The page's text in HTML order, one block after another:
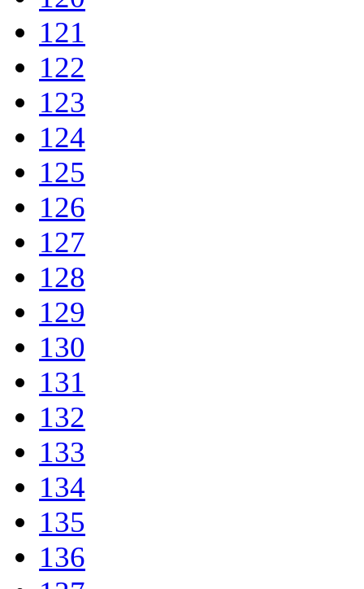
121
122
123
124
125
126
127
128
129
130
131
132
133
134
135
136